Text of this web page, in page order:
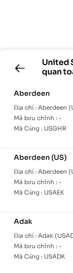
United
quan
Aberdeen
Địa chỉ : Aberdeen
Mã bưu chính : -
Mã Cảng : USGHR
Aberdeen (US)
Địa chỉ : Aberdeen
Mã bưu chính : -
Mã Cảng : USAEK
Adak
Địa chỉ : Adak
Mã bưu chính : -
Mã Cảng : USADK